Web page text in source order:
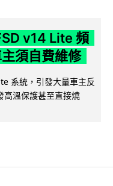
v14 Lite 頻
須自費維修
系統，引發大量車主反
高溫保護甚至直接燒